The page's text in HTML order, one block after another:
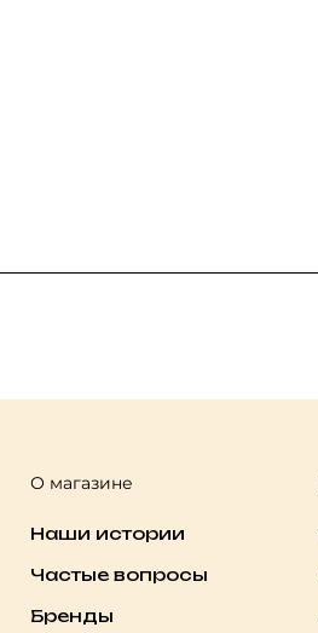
О магазине
Наши истории
Частые вопросы
Бренды